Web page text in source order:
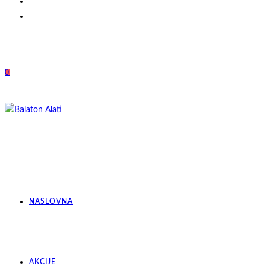
0
NASLOVNA
AKCIJE